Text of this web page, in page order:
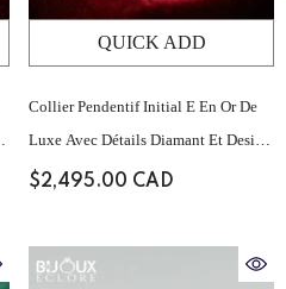
QUICK ADD
Collier Pendentif Initial E En Or De
Luxe Avec Détails Diamant Et Design
Minimaliste Épuré
$2,495.00 CAD